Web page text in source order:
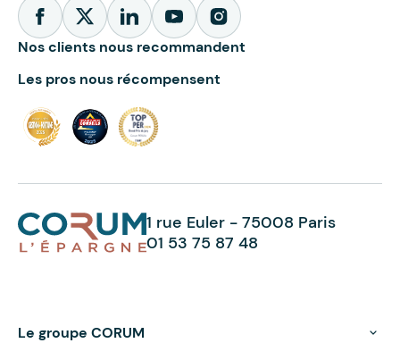
Nos clients nous recommandent
Les pros nous récompensent
1 rue Euler - 75008 Paris
01 53 75 87 48
Le groupe CORUM